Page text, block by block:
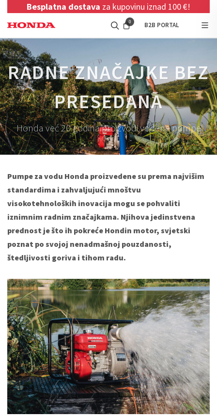
Besplatna dostava za kupovinu iznad 100 €!
0 B2B PORTAL
RADNE ZNAČAJKE BEZ
PRESEDANA
Honda već 20 godina proizvodi vodene pumpe
Pumpe za vodu Honda proizvedene su prema najvišim
standardima i zahvaljujući mnoštvu
visokotehnoloških inovacija mogu se pohvaliti
iznimnim radnim značajkama. Njihova jedinstvena
prednost je što ih pokreće Hondin motor, svjetski
poznat po svojoj nenadmašnoj pouzdanosti,
štedljivosti goriva i tihom radu.